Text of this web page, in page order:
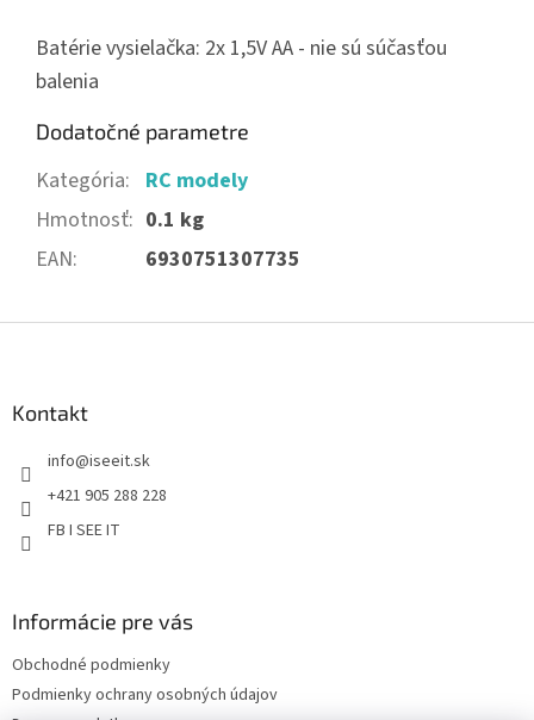
Batérie vysielačka: 2x 1,5V AA - nie sú súčasťou
balenia
Dodatočné parametre
Kategória: RC modely
Hmotnosť: 0.1 kg
EAN: 6930751307735
Kontakt
info@iseeit.sk
+421 905 288 228
FB I SEE IT
Informácie pre vás
Obchodné podmienky
Podmienky ochrany osobných údajov